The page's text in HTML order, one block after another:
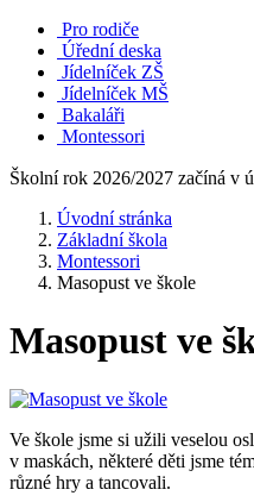
Pro rodiče
Úřední deska
Jídelníček ZŠ
Jídelníček MŠ
Bakaláři
Montessori
Školní rok 2026/2027 začíná v
Úvodní stránka
Základní škola
Montessori
Masopust ve škole
Masopust ve
Ve škole jsme si užili veselou
v maskách, některé děti jsme
různé hry a tancovali.